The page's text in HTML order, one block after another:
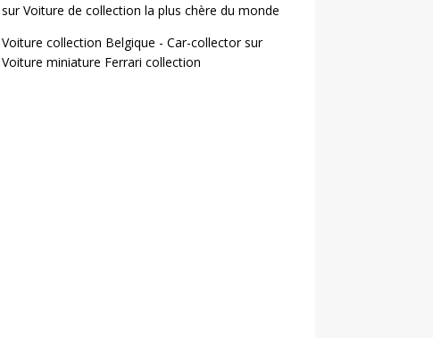
surVoiture de collection la plus chère du monde
Voiture collection Belgique - Car-collectorsur
Voiture miniature Ferrari collection